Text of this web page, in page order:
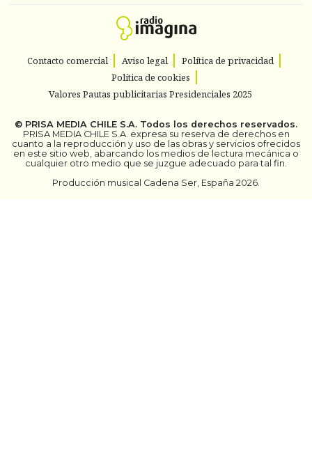
Contacto comercial Aviso legal
Política de privacidad
Política de cookies
Valores Pautas publicitarias Presidenciales 2025
© PRISA MEDIA CHILE S.A. Todos los derechos reservados.
PRISA MEDIA CHILE S.A. expresa su reserva de derechos en
cuanto a la reproducción y uso de las obras y servicios ofrecidos
en este sitio web, abarcando los medios de lectura mecánica o
cualquier otro medio que se juzgue adecuado para tal fin.
Producción musical Cadena Ser, España 2026.